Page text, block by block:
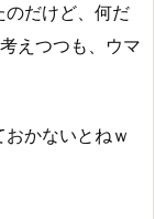
のだけど、何だ
えつつも、ウマ
かないとねｗ